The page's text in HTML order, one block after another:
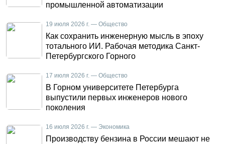
промышленной автоматизации
19 июля 2026 г. — Общество
Как сохранить инженерную мысль в эпоху
тотального ИИ. Рабочая методика Санкт-
Петербургского Горного
17 июля 2026 г. — Общество
В Горном университете Петербурга
выпустили первых инженеров нового
поколения
16 июля 2026 г. — Экономика
Производству бензина в России мешают не